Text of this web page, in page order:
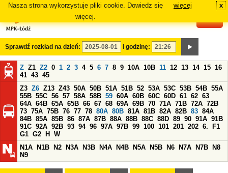
Nasza strona wykorzystuje pliki cookie. Dowiedz się
więcej.
więcej x
Sprawdź rozkład na dzień: i godzinę:
Z Z1 Z2 0 1 2 3 4 5 6 7 8 9 10A 10B 11 12 13 14 15 16
41 43 45
Z3 Z6 Z13 Z43 50A 50B 51A 51B 52 53A 53C 53B 54B 55A
55B 55C 56 57 58A 58B 59 60A 60B 60C 60D 61 62 63
64A 64B 65A 65B 66 67 68 69A 69B 70 71A 71B 72A 72B
73 75A 75B 76 77 78 80A 80B 81A 81B 82A 82B 83 84A
84B 85A 85B 86 87A 87B 88A 88B 88C 88D 89 90 91A 91B
91C 92A 92B 93 94 96 97A 97B 99 100 101 201 202 6.
F1
G1 G2 H
W
N1A
N1B N2 N3A N3B N4A N4B N5A N5B N6 N7A N7B
N8
N9